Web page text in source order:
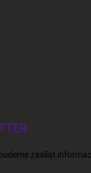
zasílat